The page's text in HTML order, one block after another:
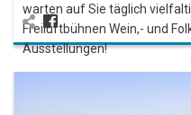
warten auf Sie täglich
Freiluftbühnen Wein,- und
Ausstellungen!